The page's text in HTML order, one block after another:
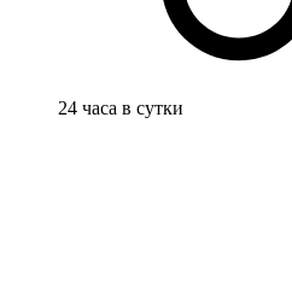
24 часа в сутки